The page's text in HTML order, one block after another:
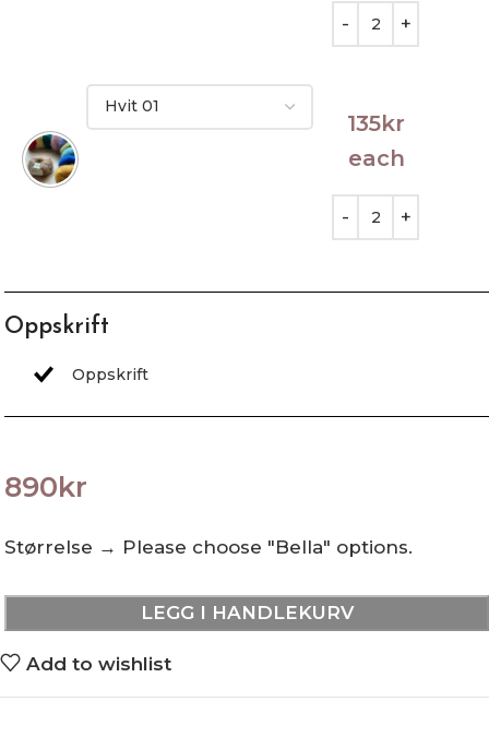
135kr
each
Oppskrift
890kr
Størrelse → Please choose "Bella" options.
LEGG I HANDLEKURV
Add to wishlist